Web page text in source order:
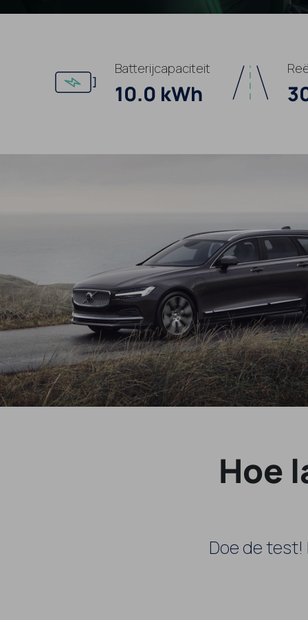
Batterijcapaciteit
10.0 kWh
Hoe
Doe de test!